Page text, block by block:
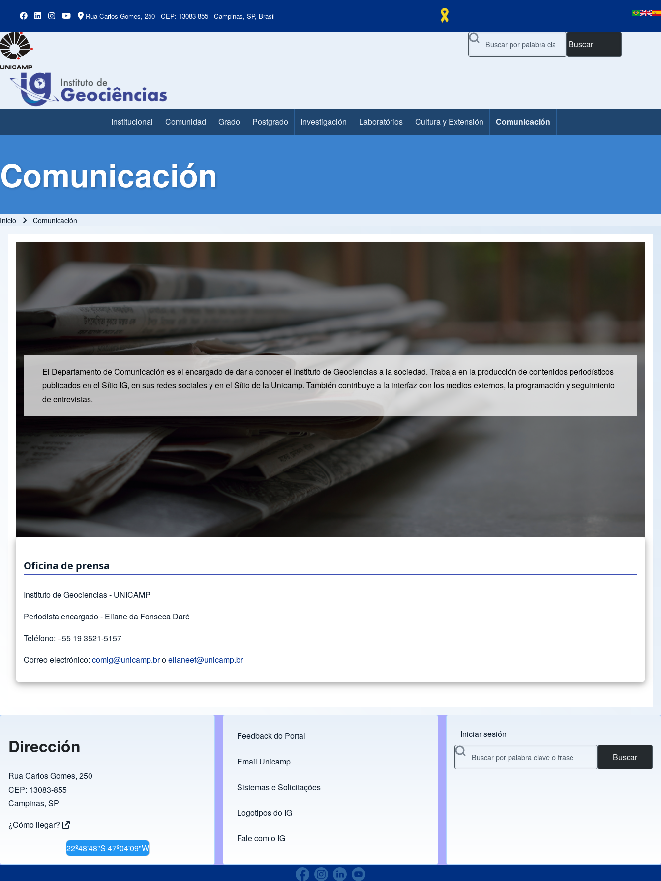
Rua Carlos Gomes, 250 - CEP: 13083-855 - Campinas, SP, Brasil
Buscar
Main Menu Institucional Comunidad Grado Postgrado Investigación Laboratórios Cultura y Extensión Comunicación
Comunicación
Ruta de navegación
Inicio Comunicación
El Departamento de Comunicación es el encargado de dar a conocer el Instituto de Geociencias a la sociedad. Trabaja en la producción de contenidos periodísticos
publicados en el Sítio IG, en sus redes sociales y en el Sítio de la Unicamp. También contribuye a la interfaz con los medios externos, la programación y seguimiento
de entrevistas.
Oficina de prensa
Instituto de Geociencias - UNICAMP
Periodista encargado - Eliane da Fonseca Daré
Teléfono: +55 19 3521-5157
Correo electrónico: comig@unicamp.broelianeef@unicamp.br
Dirección
Rua Carlos Gomes, 250
CEP: 13083-855
Campinas, SP
¿Cómo llegar?
22º48'48"S 47º04'09"W
Footer menu
Feedback do Portal
Links
Email Unicamp
(opens in new tab)
Sistemas e Solicitações
(opens in new tab)
Logotipos do IG
(opens in new tab)
Fale com o IG
Menu do usuário
Iniciar sesión
Buscar